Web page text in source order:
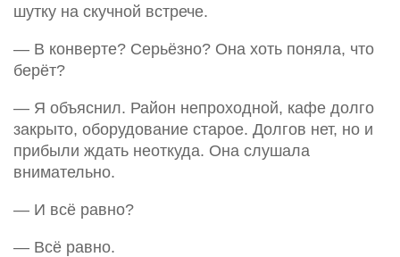
шутку на скучной встрече.
— В конверте? Серьёзно? Она хоть поняла, что
берёт?
— Я объяснил. Район непроходной, кафе долго
закрыто, оборудование старое. Долгов нет, но и
прибыли ждать неоткуда. Она слушала
внимательно.
— И всё равно?
— Всё равно.